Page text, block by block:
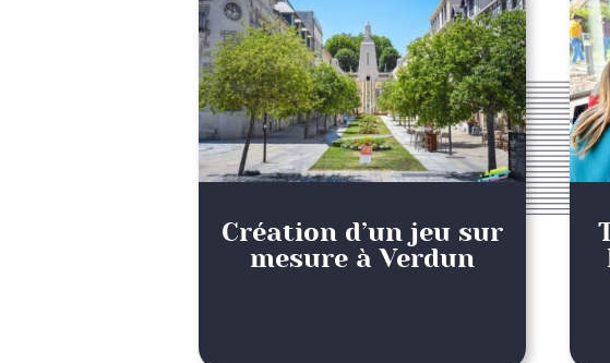
Création d’un jeu sur
mesure à Verdun